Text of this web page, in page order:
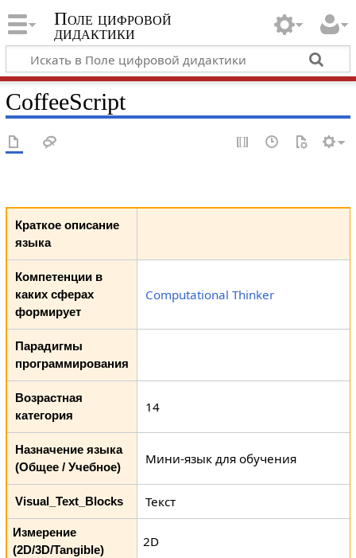
Поле цифровой
дидактики
CoffeeScript
Краткое описание
языка
Компетенции в
каких сферах
формирует
Computational Thinker
Парадигмы
программирования
Возрастная
категория
14
Назначение языка
(Общее / Учебное)
Мини-язык для обучения
Visual_Text_Blocks Текст
Измерение
(2D/3D/Tangible)
2D